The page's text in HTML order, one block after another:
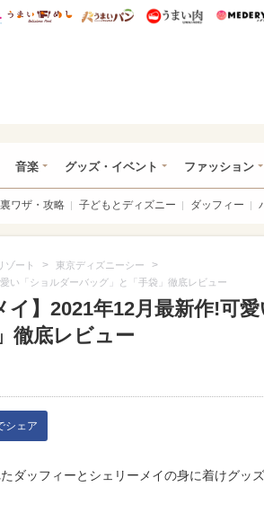
研 ディズニー特集
mimot. うまいめし うまいパン うまい肉
音楽 グッズ・イベント ファッション
裏ワザ・攻略 子どもとディズニー ダッフィー
ゾート > 東京ディズニーシー >
い「ショルダーバッグ」と「手袋」徹底レビュー
】2021年12月最新作!可愛
徹底レビュー
シェア
ダッフィーとシェリーメイの身に着けグッ